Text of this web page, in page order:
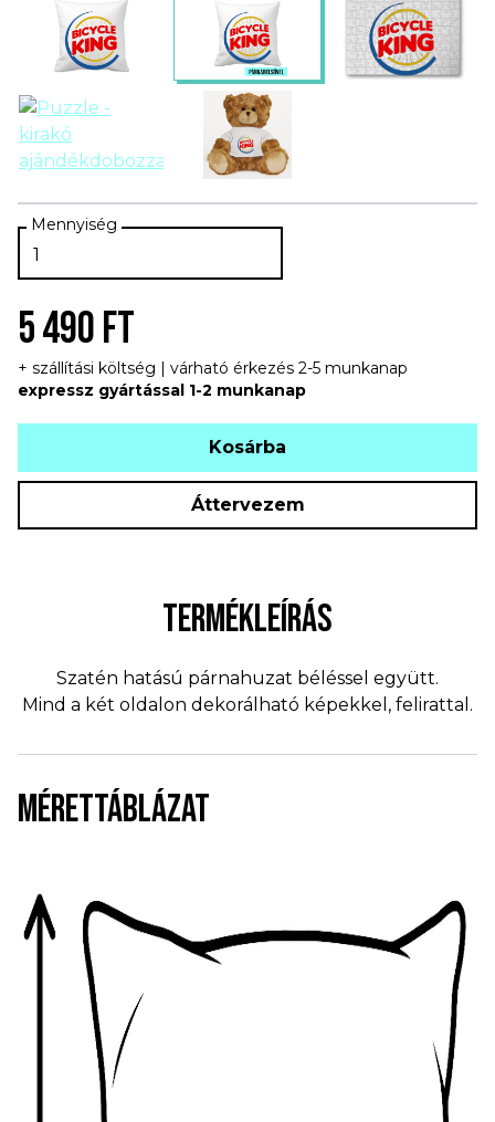
5 490 FT
+ szállítási költség | várható érkezés 2-5 munkanap
expressz gyártással 1-2 munkanap
Kosárba
Áttervezem
TERMÉKLEÍRÁS
Szatén hatású párnahuzat béléssel együtt.
Mind a két oldalon dekorálható képekkel, felirattal.
MÉRETTÁBLÁZAT